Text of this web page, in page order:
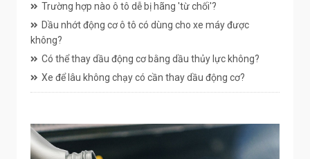
Trường hợp nào ô tô dễ bị hãng 'từ chối'?
Dầu nhớt động cơ ô tô có dùng cho xe máy được
không?
Có thể thay dầu động cơ bằng dầu thủy lực không?
Xe để lâu không chạy có cần thay dầu động cơ?